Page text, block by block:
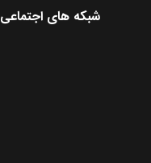
شبکه های اجتماعی